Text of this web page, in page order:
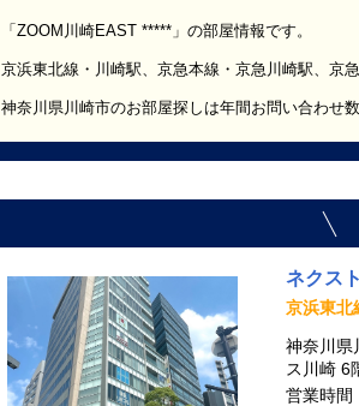
「ZOOM川崎EAST *****」の部屋情報です。
京浜東北線・川崎駅、京急本線・京急川崎駅、京
神奈川県川崎市のお部屋探しは年間お問い合わせ数
ネクス
京浜東北
神奈川県
ス川崎 6
営業時間